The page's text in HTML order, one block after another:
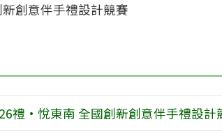
創意伴手禮設計競賽
禮•悅東南 全國創新創意伴手禮設計